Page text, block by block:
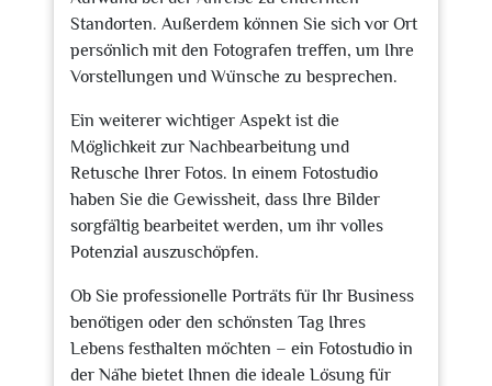
Standorten. Außerdem können Sie sich vor Ort
persönlich mit den Fotografen treffen, um Ihre
Vorstellungen und Wünsche zu besprechen.
Ein weiterer wichtiger Aspekt ist die
Möglichkeit zur Nachbearbeitung und
Retusche Ihrer Fotos. In einem Fotostudio
haben Sie die Gewissheit, dass Ihre Bilder
sorgfältig bearbeitet werden, um ihr volles
Potenzial auszuschöpfen.
Ob Sie professionelle Porträts für Ihr Business
benötigen oder den schönsten Tag Ihres
Lebens festhalten möchten – ein Fotostudio in
der Nähe bietet Ihnen die ideale Lösung für